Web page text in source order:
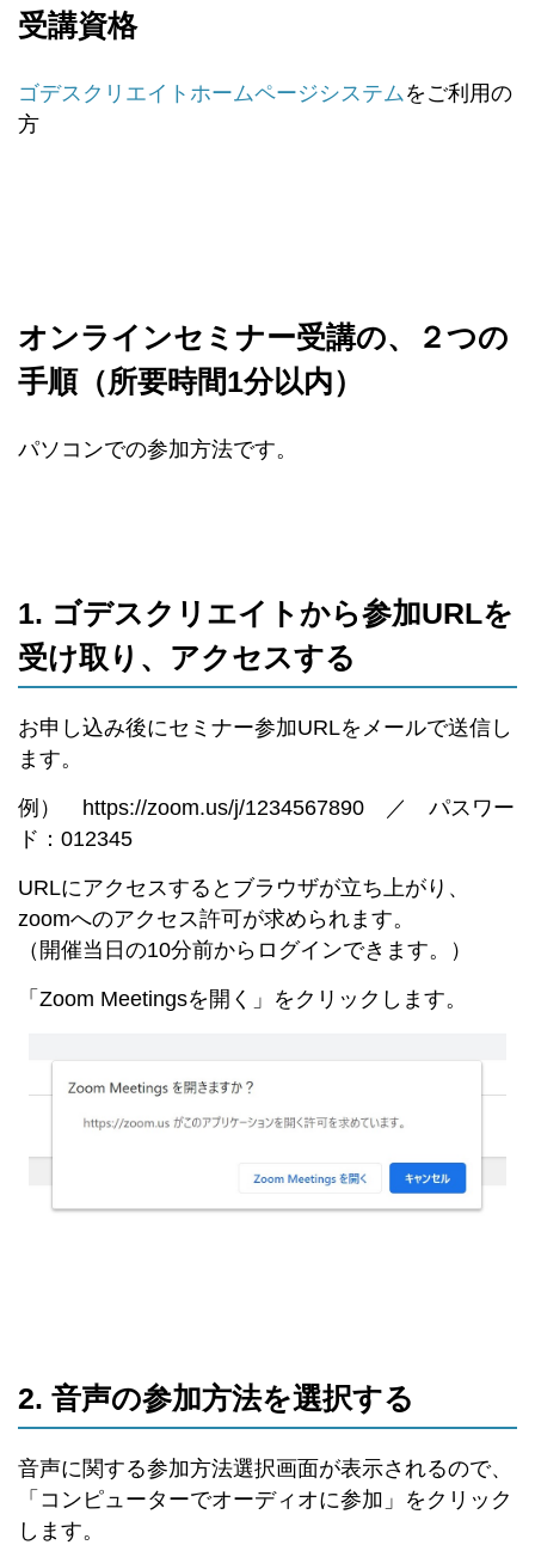
受講資格
ゴデスクリエイトホームページシステムをご利用の
方
オンラインセミナー受講の、２つの
手順（所要時間1分以内）
パソコンでの参加方法です。
1. ゴデスクリエイトから参加URLを
受け取り、アクセスする
お申し込み後にセミナー参加URLをメールで送信し
ます。
例） https://zoom.us/j/1234567890 ／ パスワー
ド：012345
URLにアクセスするとブラウザが立ち上がり、
zoomへのアクセス許可が求められます。
（開催当日の10分前からログインできます。）
「Zoom Meetingsを開く」をクリックします。
2. 音声の参加方法を選択する
音声に関する参加方法選択画面が表示されるので、
「コンピューターでオーディオに参加」をクリック
します。